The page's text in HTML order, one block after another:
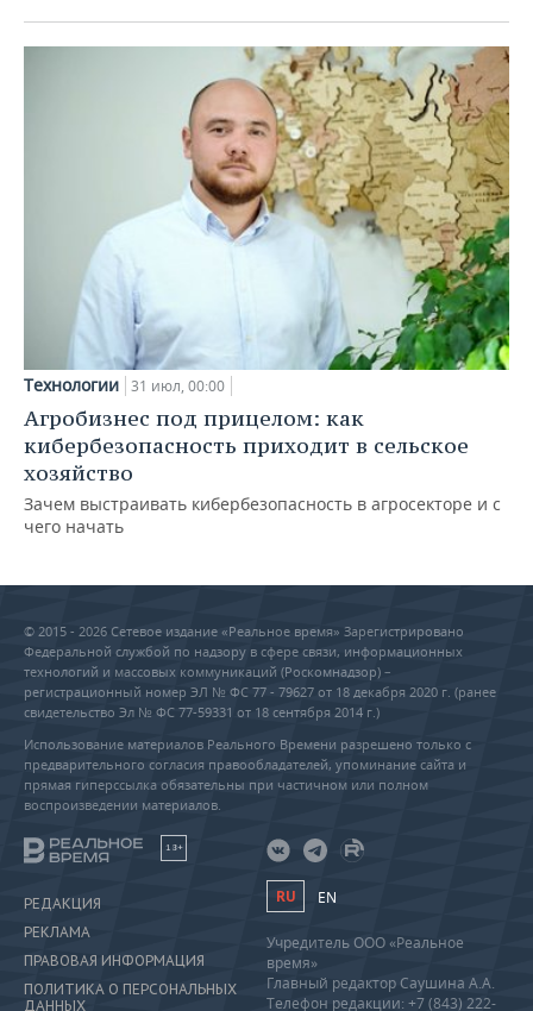
Технологии 31 июл, 00:00
Агробизнес под прицелом: как
кибербезопасность приходит в сельское
хозяйство
Зачем выстраивать кибербезопасность в агросекторе и с
чего начать
© 2015 - 2026 Сетевое издание «Реальное время» Зарегистрировано
Федеральной службой по надзору в сфере связи, информационных
технологий и массовых коммуникаций (Роскомнадзор) –
регистрационный номер ЭЛ № ФС 77 - 79627 от 18 декабря 2020 г. (ранее
свидетельство Эл № ФС 77-59331 от 18 сентября 2014 г.)
Использование материалов Реального Времени разрешено только с
предварительного согласия правообладателей, упоминание сайта и
прямая гиперссылка обязательны при частичном или полном
воспроизведении материалов.
18+
РЕДАКЦИЯ
РЕКЛАМА
ПРАВОВАЯ ИНФОРМАЦИЯ
ПОЛИТИКА О ПЕРСОНАЛЬНЫХ
ДАННЫХ
RU EN
Учредитель ООО «Реальное
время»
Главный редактор Саушина А.А.
Телефон редакции: +7 (843) 222-